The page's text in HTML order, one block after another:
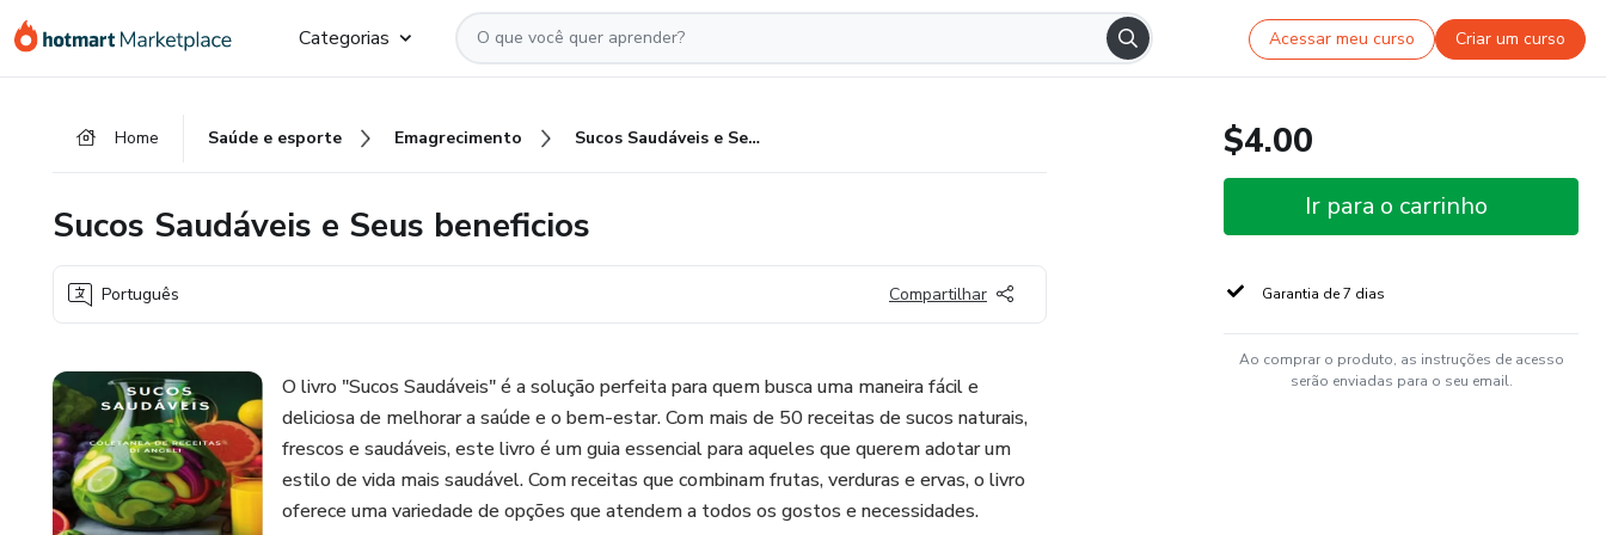
para
para
para
Categorias Acessar meu curso Criar um curso
Home Saúde e esporte Emagrecimento Sucos Saudáveis e Seus beneficios
Sucos Saudáveis e Seus beneficios
Português Compartilhar
O livro "Sucos Saudáveis" é a solução perfeita para quem busca uma maneira fácil e
deliciosa de melhorar a saúde e o bem-estar. Com mais de 50 receitas de sucos naturais,
frescos e saudáveis, este livro é um guia essencial para aqueles que querem adotar um
estilo de vida mais saudável. Com receitas que combinam frutas, verduras e ervas, o livro
oferece uma variedade de opções que atendem a todos os gostos e necessidades.
$4.00
Ir para o carrinho
Garantia de 7 dias
Ao comprar o produto, as instruções de acesso
serão enviadas para o seu email.